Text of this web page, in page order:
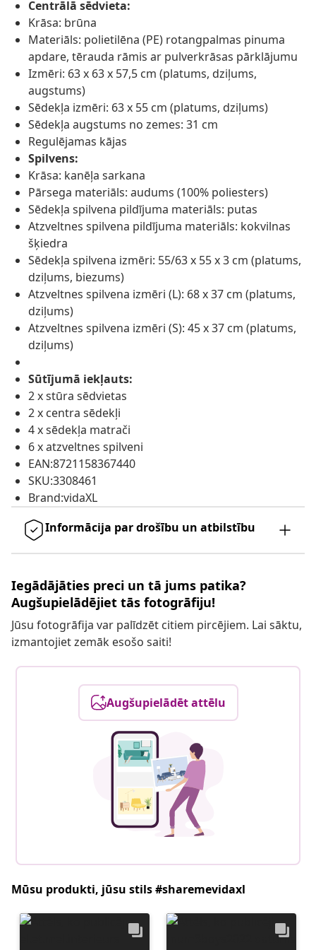
Centrālā sēdvieta:
Krāsa: brūna
Materiāls: polietilēna (PE) rotangpalmas pinuma
apdare, tērauda rāmis ar pulverkrāsas pārklājumu
Izmēri: 63 x 63 x 57,5 cm (platums, dziļums,
augstums)
Sēdekļa izmēri: 63 x 55 cm (platums, dziļums)
Sēdekļa augstums no zemes: 31 cm
Regulējamas kājas
Spilvens:
Krāsa: kanēļa sarkana
Pārsega materiāls: audums (100% poliesters)
Sēdekļa spilvena pildījuma materiāls: putas
Atzveltnes spilvena pildījuma materiāls: kokvilnas
šķiedra
Sēdekļa spilvena izmēri: 55/63 x 55 x 3 cm (platums,
dziļums, biezums)
Atzveltnes spilvena izmēri (L): 68 x 37 cm (platums,
dziļums)
Atzveltnes spilvena izmēri (S): 45 x 37 cm (platums,
dziļums)
Sūtījumā iekļauts:
2 x stūra sēdvietas
2 x centra sēdekļi
4 x sēdekļa matrači
6 x atzveltnes spilveni
EAN:8721158367440
SKU:3308461
Brand:vidaXL
Informācija par drošību un atbilstību
Iegādājāties preci un tā jums patika?
Augšupielādējiet tās fotogrāfiju!
Jūsu fotogrāfija var palīdzēt citiem pircējiem. Lai sāktu,
izmantojiet zemāk esošo saiti!
Augšupielādēt attēlu
Mūsu produkti, jūsu stils #sharemevidaxl